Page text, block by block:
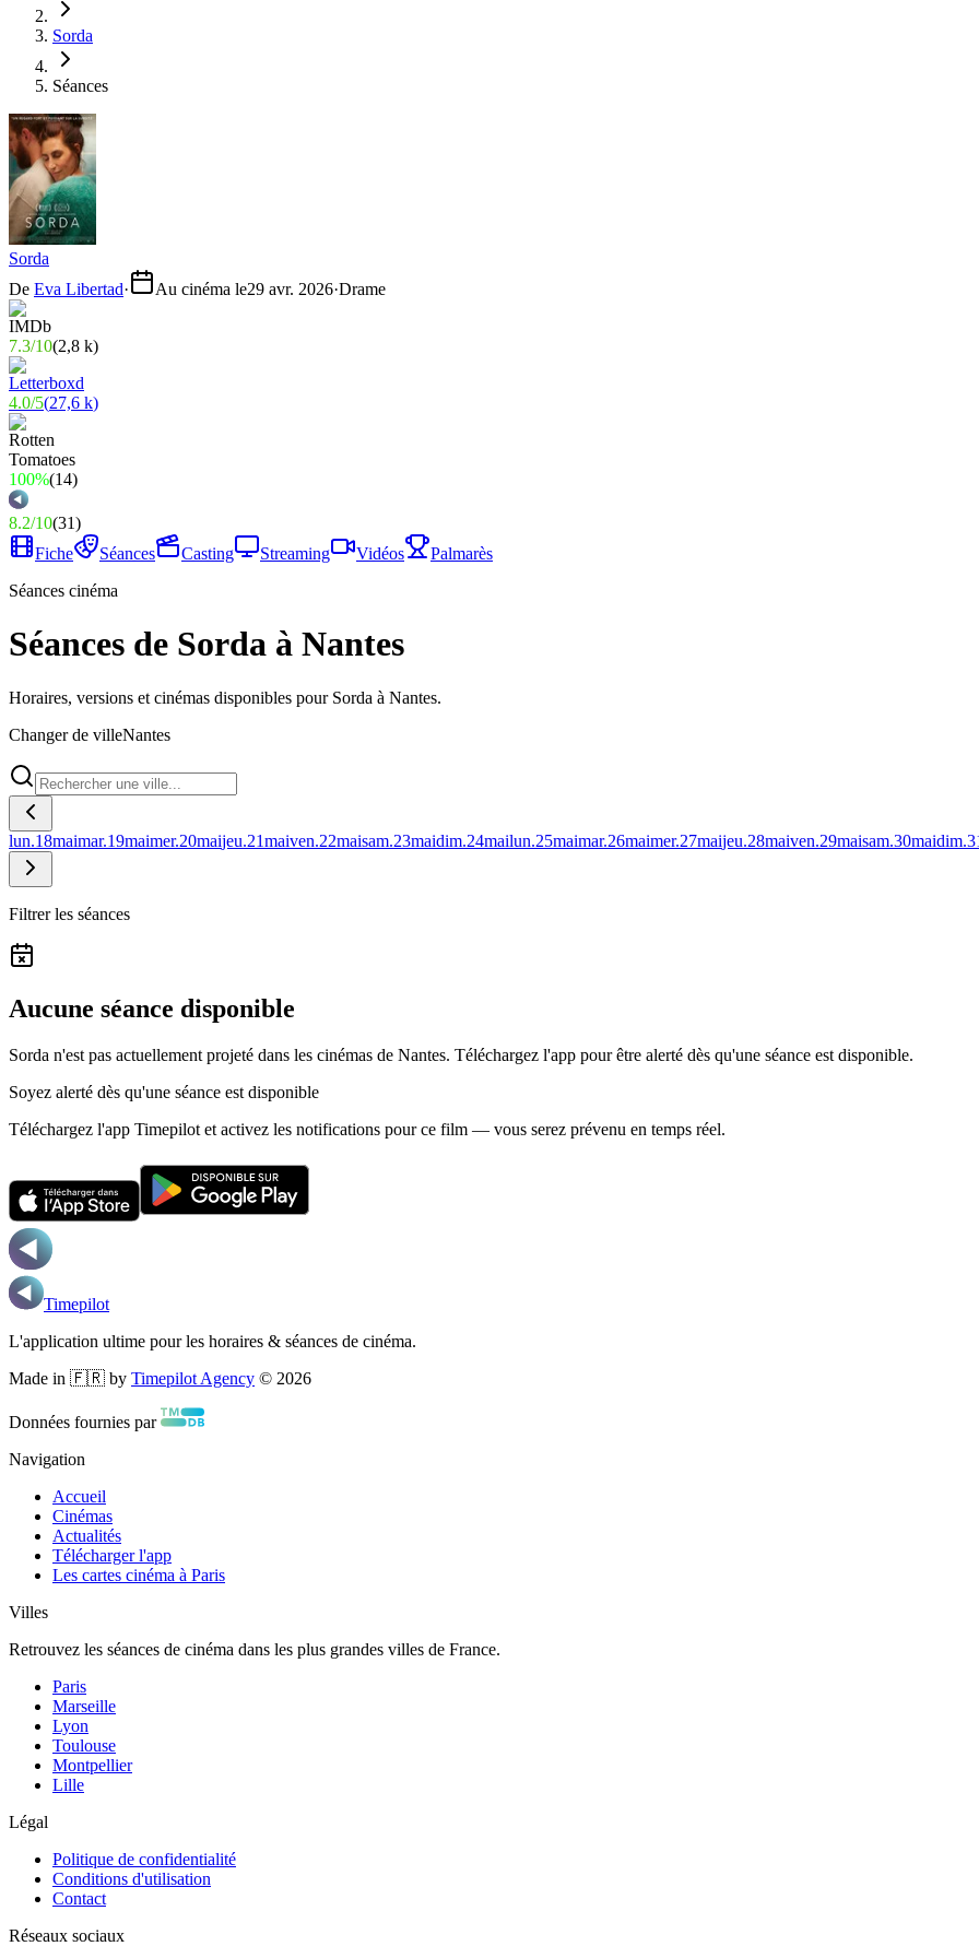
Sorda
Séances
Sorda
De Eva Libertad· Au cinéma le29 avr. 2026·Drame
7.3/10(2,8 k)
4.0/5(27,6 k)
100%(14)
8.2/10(31)
Fiche
Séances Casting Streaming Vidéos
Palmarès
Séances cinéma
Séances de Sorda à Nantes
Horaires, versions et cinémas disponibles pour Sorda à Nantes.
Changer de villeNantes
lun.18maimar.19maimer.20maijeu.21maiven.22maisam.23maidim.24mailun.25maimar.26maimer.27maijeu.28maiven.29maisam.30maidim.
Filtrer les séances
Aucune séance disponible
Sorda n'est pas actuellement projeté dans les cinémas de Nantes. Téléchargez l'app pour être alerté dès qu'une séance est disponible.
Soyez alerté dès qu'une séance est disponible
Téléchargez l'app Timepilot et activez les notifications pour ce film — vous serez prévenu en temps réel.
Timepilot
L'application ultime pour les horaires & séances de cinéma.
Made in 🇫🇷 by Timepilot Agency © 2026
Données fournies par
Navigation
Accueil
Cinémas
Actualités
Télécharger l'app
Les cartes cinéma à Paris
Villes
Retrouvez les séances de cinéma dans les plus grandes villes de France.
Paris
Marseille
Lyon
Toulouse
Montpellier
Lille
Légal
Politique de confidentialité
Conditions d'utilisation
Contact
Réseaux sociaux